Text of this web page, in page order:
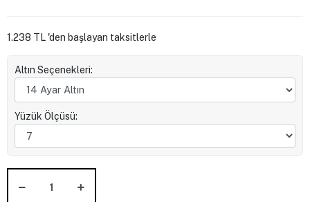
1.238 TL 'den başlayan taksitlerle
Altın Seçenekleri:
Yüzük Ölçüsü: